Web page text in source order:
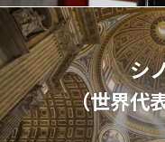
シ
（世界代